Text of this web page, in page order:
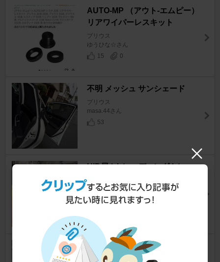
AUTO-MP （アウト-エムピー）
リアワイパーレスキット
プリウス
ゆうひな☆さん
15
0
不明 メッシュ サンシェード
プリウス
masa.44さん
53
HID屋 / トレーディングトレー
ド LEDヘッドライト DSシリー
ズ
プリウス
9
Shell HELIX FUELSAVE 0W-2
0